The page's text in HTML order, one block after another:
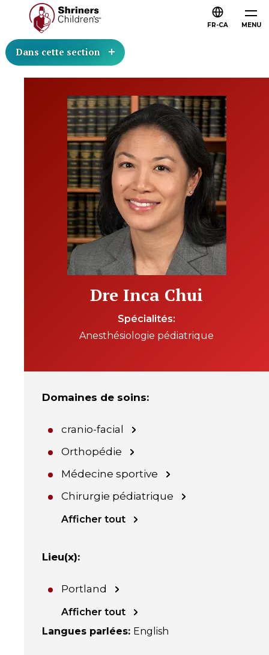
MENU
FR-CA
Dans cette section
Dre Inca Chui
Spécialités
Anesthésiologie pédiatrique
Domaines de soins:
cranio-facial
Orthopédie
Médecine sportive
Chirurgie pédiatrique
Afficher tout
Lieu(x):
Portland
Afficher tout
Langues parlées: English